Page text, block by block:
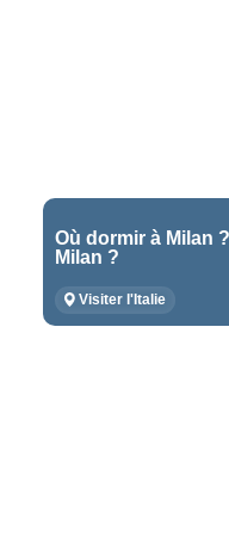
Où dormir à Milan
Milan ?
Visiter l'Italie